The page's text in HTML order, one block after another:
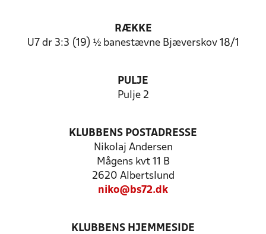
RÆKKE
U7 dr 3:3 (19) ½ banestævne Bjæverskov 18/1
PULJE
Pulje 2
KLUBBENS POSTADRESSE
Nikolaj Andersen
Mågens kvt 11 B
2620 Albertslund
niko@bs72.dk
KLUBBENS HJEMMESIDE